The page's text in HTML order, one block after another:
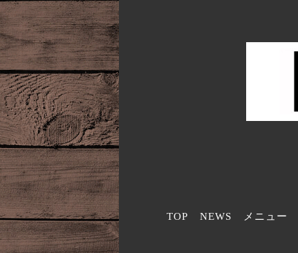
TOP NEWS メニュー